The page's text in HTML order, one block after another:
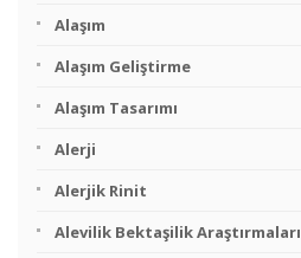
Alaşım
Alaşım Geliştirme
Alaşım Tasarımı
Alerji
Alerjik Rinit
Alevilik Bektaşilik Araştırmaları